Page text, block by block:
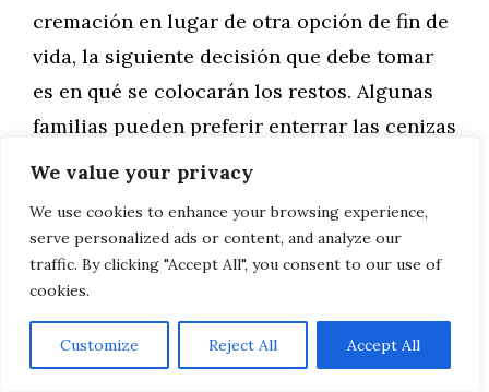
We value your privacy
We use cookies to enhance your browsing experience,
serve personalized ads or content, and analyze our
traffic. By clicking "Accept All", you consent to our use of
cookies.
Customize Reject All Accept All
cremación en lugar de otra opción de fin de
vida, la siguiente decisión que debe tomar
es en qué se colocarán los restos. Algunas
familias pueden preferir enterrar las cenizas
mientras que otras prefieren que se
pueda ser guardado.
AVISO LEGAL, POLITICA DE PRIVACIDAD, COOKIES